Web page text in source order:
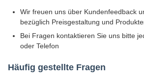
Wir freuen uns über Kundenfeedback
bezüglich Preisgestaltung und
Bei Fragen kontaktieren Sie uns bitte
oder Telefon
Häufig gestellte Fragen